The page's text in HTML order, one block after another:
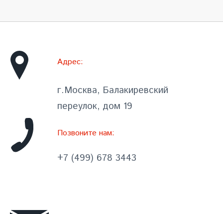
Адрес:
г.Москва, Балакиревский
переулок, дом 19
Позвоните нам:
+7 (499) 678 3443